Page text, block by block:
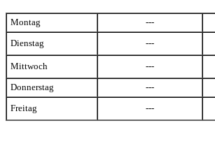
Montag ---
Dienstag ---
Mittwoch ---
Donnerstag ---
Freitag ---